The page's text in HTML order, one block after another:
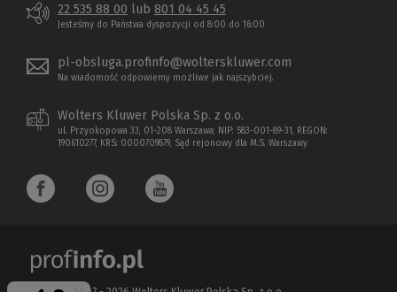
22 535 88 00 lub 801 04 45 45
Jesteśmy do Państwa dyspozycji od 8:00 do 16:00
pl-obsluga.profinfo@wolterskluwer.com
Na wiadomość odpowiemy możliwe jak najszybciej.
Wolters Kluwer Polska Sp. z o.o.
ul. Przyokopowa 33, 01-208 Warszawa; NIP: 583-001-89-31, REGON:
190610277, KRS: 0000709879, Sąd rejonowy dla M.S. Warszawy